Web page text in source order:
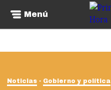
Menú
Noticias Gobierno y política